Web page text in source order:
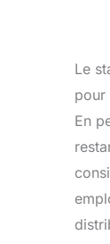
Le
pour
En